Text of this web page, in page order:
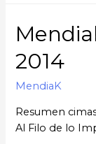
2014
MendiaK
Resumen
Al Filo de lo